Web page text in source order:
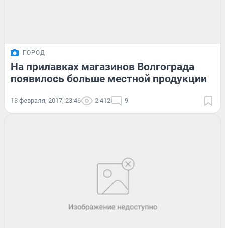
ГОРОД
На прилавках магазинов Волгограда
появилось больше местной продукции
13 февраля, 2017, 23:46 2 412 9